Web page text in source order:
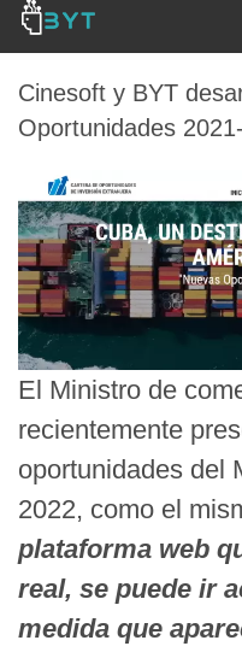
Cinesoft y BYT
Oportunidades
El Ministro de
recientemente
oportunidades del
2022, como el
plataforma web
real, se puede ir
medida que